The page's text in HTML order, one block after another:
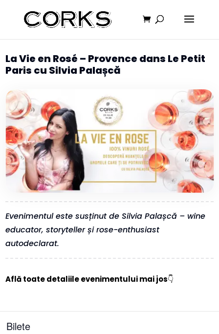
La Vie en Rosé – Provence dans Le Petit
Paris cu Silvia Palașcă
Evenimentul este susținut de Silvia Palașcă – wine
educator, storyteller și rose-enthusiast
autodeclarat.
Află toate detaliile evenimentului mai jos👇
Bilete